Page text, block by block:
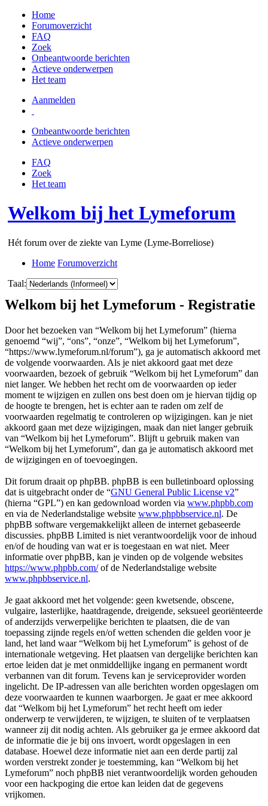
Home
Forumoverzicht
FAQ
Zoek
Onbeantwoorde berichten
Actieve onderwerpen
Het team
Aanmelden
Onbeantwoorde berichten
Actieve onderwerpen
FAQ
Zoek
Het team
Welkom bij het Lymeforum
Hét forum over de ziekte van Lyme (Lyme-Borreliose)
Home Forumoverzicht
Taal:
Welkom bij het Lymeforum - Registratie
Door het bezoeken van “Welkom bij het Lymeforum” (hierna
genoemd “wij”, “ons”, “onze”, “Welkom bij het Lymeforum”,
“https://www.lymeforum.nl/forum”), ga je automatisch akkoord met
de volgende voorwaarden. Als je niet akkoord gaat met deze
voorwaarden, bezoek of gebruik “Welkom bij het Lymeforum” dan
niet langer. We hebben het recht om de voorwaarden op ieder
moment te wijzigen en zullen ons best doen om je hiervan tijdig op
de hoogte te brengen, het is echter aan te raden om zelf de
voorwaarden regelmatig te controleren op wijzigingen. kan je niet
akkoord gaan met deze wijzigingen, maak dan niet langer gebruik
van “Welkom bij het Lymeforum”. Blijft u gebruik maken van
“Welkom bij het Lymeforum”, dan ga je automatisch akkoord met
de wijzigingen en of toevoegingen.
Dit forum draait op phpBB. phpBB is een bulletinboard oplossing
dat is uitgebracht onder de “GNU General Public License v2”
(hierna “GPL”) en kan gedownload worden via www.phpbb.com
en via de Nederlandstalige website www.phpbbservice.nl. De
phpBB software vergemakkelijkt alleen de internet gebaseerde
discussies. phpBB Limited is niet verantwoordelijk voor de inhoud
en/of de houding van wat er is toegestaan en wat niet. Meer
informatie over phpBB, kan je vinden op de volgende websites
https://www.phpbb.com/of de Nederlandstalige website
www.phpbbservice.nl.
Je gaat akkoord met het volgende: geen kwetsende, obscene,
vulgaire, lasterlijke, haatdragende, dreigende, seksueel georiënteerde
of anderzijds verwerpelijke berichten te plaatsen, die de van
toepassing zijnde regels en/of wetten schenden die gelden voor je
land, het land waar “Welkom bij het Lymeforum” is gehost of de
internationale wetgeving. Het plaatsen van dergelijke berichten kan
ertoe leiden dat je met onmiddellijke ingang en permanent wordt
verbannen van dit forum. Tevens kan je serviceprovider worden
ingelicht. De IP-adressen van alle berichten worden opgeslagen om
deze voorwaarden te kunnen waarborgen. Je gaat er mee akkoord
dat “Welkom bij het Lymeforum” het recht heeft om ieder
onderwerp te verwijderen, te wijzigen, te sluiten of te verplaatsen
wanneer zij dit nodig achten. Als gebruiker ga je ermee akkoord dat
de informatie die je bij ons invoert, wordt opgeslagen in een
database. Hoewel deze informatie niet aan een derde partij zal
worden verstrekt zonder je toestemming, kan “Welkom bij het
Lymeforum” noch phpBB niet verantwoordelijk worden gehouden
voor een hackpoging die ertoe kan leiden dat de gegevens
vrijkomen.